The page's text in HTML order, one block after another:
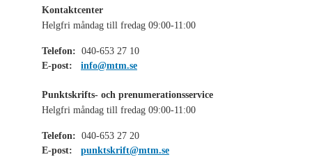
Kontaktcenter
Helgfri måndag till fredag 09:00-11:00
Telefon: 040-653 27 10
E-post:
info@mtm.se
Punktskrifts- och prenumerationsservice
Helgfri måndag till fredag 09:00-11:00
Telefon: 040-653 27 20
E-post:
punktskrift@mtm.se